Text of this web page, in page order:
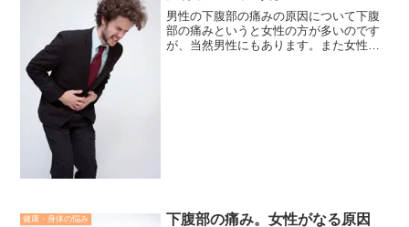
男性の下腹部の痛みの原因について下腹
部の痛みというと女性の方が多いのです
が、当然男性にもあります。また女性よ
健康・身体の悩み
下腹部の痛み。女性がなる原因